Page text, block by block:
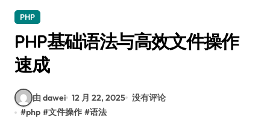
PHP
PHP基础语法与高效文件操作
速成
由 dawei 12 月 22, 2025 没有评论
#php #文件操作 #语法